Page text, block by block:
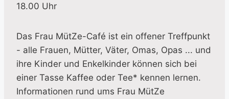
18.00 Uhr
Das Frau MütZe-Café ist ein offener Treffpunkt
- alle Frauen, Mütter, Väter, Omas, Opas ... und
ihre Kinder und Enkelkinder können sich bei
einer Tasse Kaffee oder Tee* kennen lernen.
Informationen rund ums Frau MütZe